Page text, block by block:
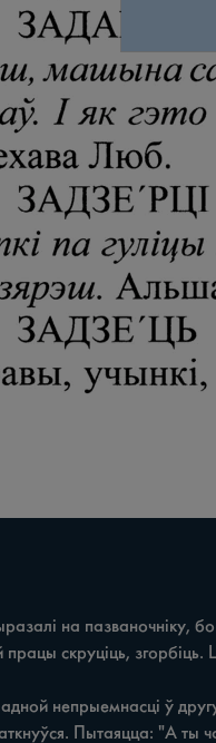
на пазваночніку, бо
Пытаяцца: "А